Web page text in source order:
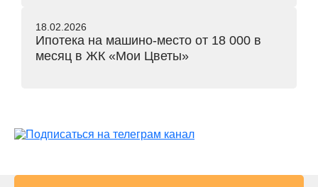
18.02.2026
Ипотека на машино-место от 18 000 в
месяц в ЖК «Мои Цветы»